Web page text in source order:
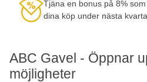
ABC Gavel - Öppnar
möjligheter
Tjäna en bonus på 8%
dina köp under nästa